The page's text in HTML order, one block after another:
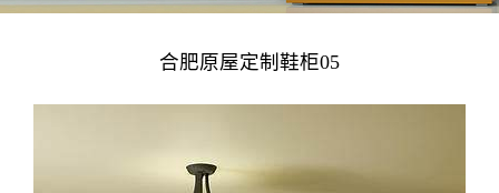
合肥原屋定制鞋柜05